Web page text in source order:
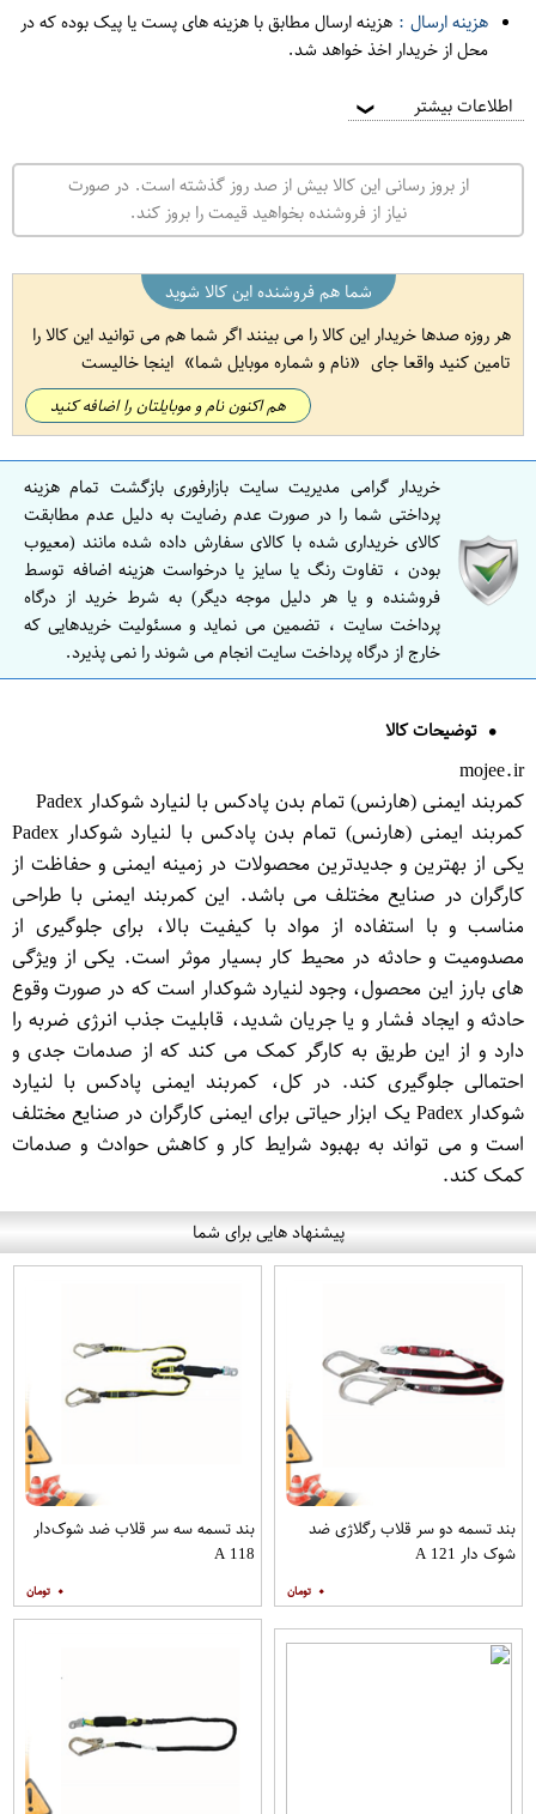
هزینه ارسال : هزینه ارسال مطابق با هزینه های پست یا پیک بوده که در
محل از خریدار اخذ خواهد شد.
اطلاعات بیشتر ❯
از بروز رسانی این کالا بیش از صد روز گذشته است. در صورت
نیاز از فروشنده بخواهید قیمت را بروز کند.
شما هم فروشنده این کالا شوید
هر روزه صدها خریدار این کالا را می بینند اگر شما هم می توانید این کالا را
تامین کنید واقعا جای
نام و شماره موبایل شما اینجا خالیست
هم اکنون نام و موبایلتان را اضافه کنید
خریدار گرامی مدیریت سایت بازارفوری بازگشت تمام هزینه
پرداختی شما را در صورت عدم رضایت به دلیل عدم مطابقت
کالای خریداری شده با کالای سفارش داده شده مانند (معیوب
بودن ، تفاوت رنگ یا سایز یا درخواست هزینه اضافه توسط
فروشنده و یا هر دلیل موجه دیگر) به شرط خرید از درگاه
پرداخت سایت ، تضمین می نماید و مسئولیت خریدهایی که
خارج از درگاه پرداخت سایت انجام می شوند را نمی پذیرد.
توضیحات کالا
mojee.ir
کمربند ایمنی (هارنس) تمام بدن پادکس با لنیارد شوکدار Padex
کمربند ایمنی (هارنس) تمام بدن پادکس با لنیارد شوکدار Padex
یکی از بهترین و جدیدترین محصولات در زمینه ایمنی و حفاظت از
کارگران در صنایع مختلف می باشد. این کمربند ایمنی با طراحی
مناسب و با استفاده از مواد با کیفیت بالا، برای جلوگیری از
مصدومیت و حادثه در محیط کار بسیار موثر است. یکی از ویژگی
های بارز این محصول، وجود لنیارد شوکدار است که در صورت وقوع
حادثه و ایجاد فشار و یا جریان شدید، قابلیت جذب انرژی ضربه را
دارد و از این طریق به کارگر کمک می کند که از صدمات جدی و
احتمالی جلوگیری کند. در کل، کمربند ایمنی پادکس با لنیارد
شوکدار Padex یک ابزار حیاتی برای ایمنی کارگران در صنایع مختلف
است و می تواند به بهبود شرایط کار و کاهش حوادث و صدمات
کمک کند.
پیشنهاد هایی برای شما
بند تسمه دو سر قلاب رگلاژی ضد
شوک دار A 121
۰
بند تسمه سه سر قلاب ضد شوک‌دار
A 118
۰